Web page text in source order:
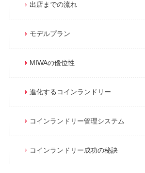
出店までの流れ
モデルプラン
MIWAの優位性
進化するコインランドリー
コインランドリー管理システム
コインランドリー成功の秘訣